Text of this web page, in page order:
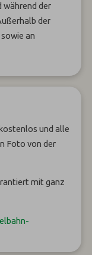
während der
der
an
und alle
Foto von der
mit ganz